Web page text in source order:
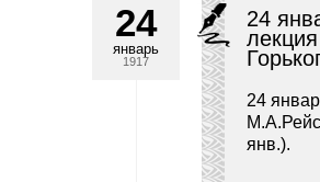
24
январь
1917
24
24
янв.).